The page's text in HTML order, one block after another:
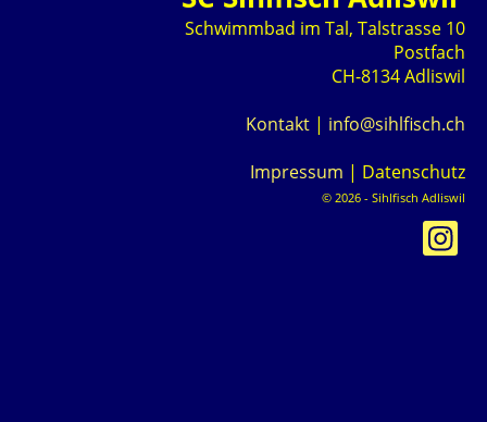
Schwimmbad im Tal, Talstrasse 10
Postfach
CH-8134 Adliswil
Kontakt | info@sihlfisch.ch
Impressum | Datenschutz
© 2026 - Sihlfisch Adliswil